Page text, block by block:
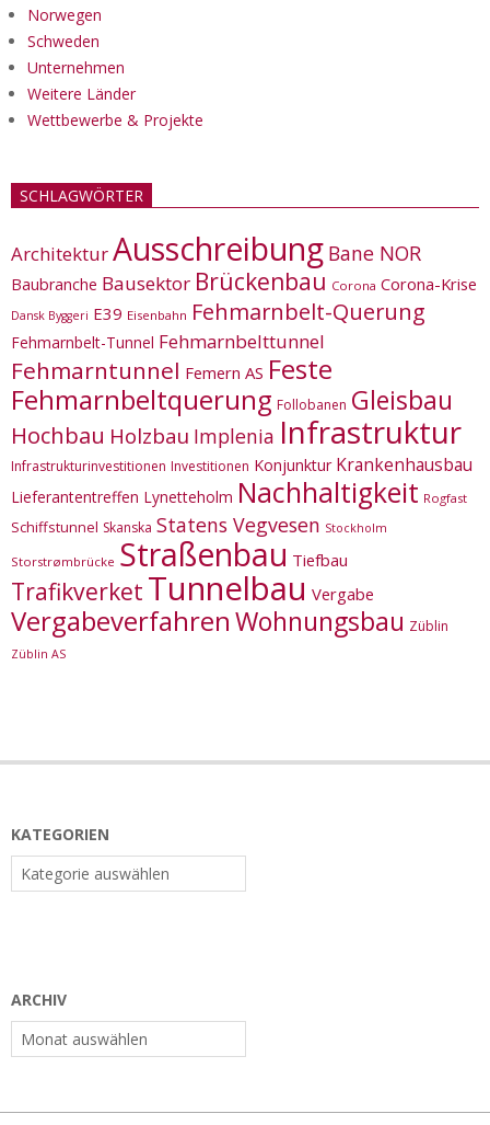
Norwegen
Schweden
Unternehmen
Weitere Länder
Wettbewerbe & Projekte
SCHLAGWÖRTER
ArchitekturAusschreibung Bane NOR
Baubranche Bausektor Brückenbau Corona Corona-Krise
Dansk Byggeri E39 Eisenbahn Fehmarnbelt-Querung
Fehmarnbelt-Tunnel Fehmarnbelttunnel
Fehmarntunnel Femern AS Feste
Fehmarnbeltquerung Follobanen Gleisbau
Hochbau Holzbau Implenia Infrastruktur
Infrastrukturinvestitionen Investitionen Konjunktur Krankenhausbau
Lieferantentreffen Lynetteholm Nachhaltigkeit Rogfast
Schiffstunnel Skanska Statens Vegvesen Stockholm
Storstrømbrücke Straßenbau Tiefbau
Trafikverket Tunnelbau Vergabe
VergabeverfahrenWohnungsbau Züblin
Züblin AS
KATEGORIEN
Kategorien
ARCHIV
Archiv